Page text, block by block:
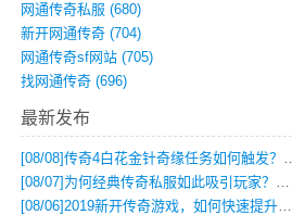
网通传奇私服 (680)
新开网通传奇 (704)
网通传奇sf网站 (705)
找网通传奇 (696)
最新发布
[08/08]传奇4白花金针奇缘任务如何触发？完整攻略解析
[08/07] 为何经典传奇私服如此吸引玩家？深度攻略解析
[08/06]2019新开传奇游戏，如何快速提升角色等级？